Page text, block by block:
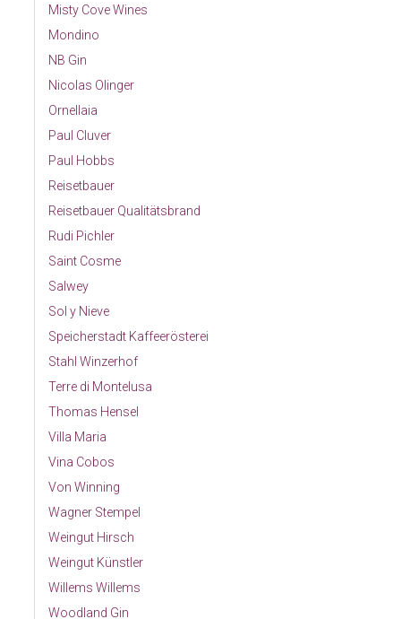
Misty Cove Wines
Mondino
NB Gin
Nicolas Olinger
Ornellaia
Paul Cluver
Paul Hobbs
Reisetbauer
Reisetbauer Qualitätsbrand
Rudi Pichler
Saint Cosme
Salwey
Sol y Nieve
Speicherstadt Kaffeerösterei
Stahl Winzerhof
Terre di Montelusa
Thomas Hensel
Villa Maria
Vina Cobos
Von Winning
Wagner Stempel
Weingut Hirsch
Weingut Künstler
Willems Willems
Woodland Gin